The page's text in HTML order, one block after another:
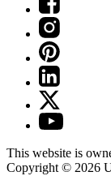
This website is
Copyright © 2026